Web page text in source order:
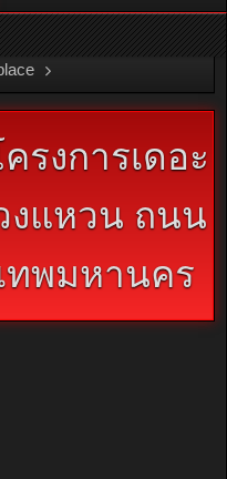
พิ่มเติม คลิกที่นี่
รงการเดอะ
งแหวน ถนน
ทพมหานคร